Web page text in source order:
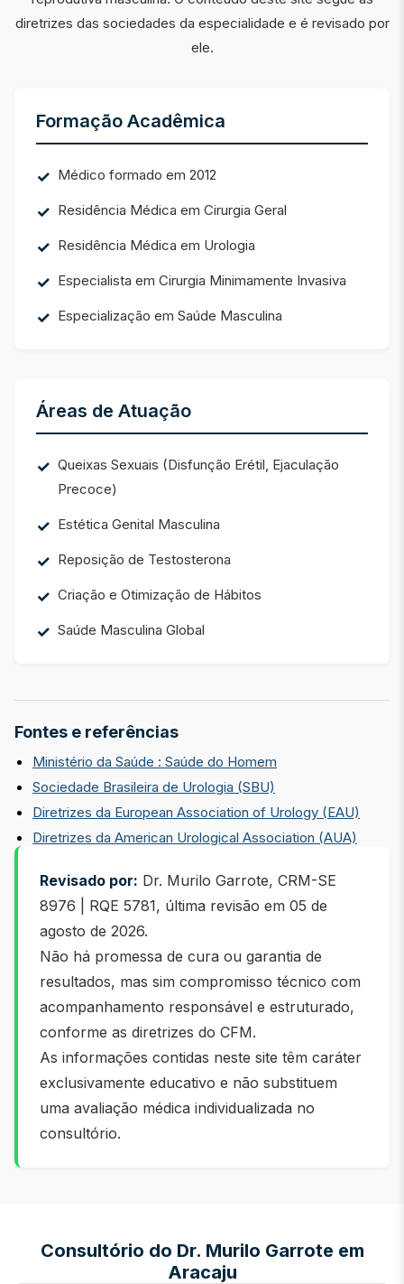
diretrizes das sociedades da especialidade e é revisado por
ele.
Formação Acadêmica
Médico formado em 2012
Residência Médica em Cirurgia Geral
Residência Médica em Urologia
Especialista em Cirurgia Minimamente Invasiva
Especialização em Saúde Masculina
Áreas de Atuação
Queixas Sexuais (Disfunção Erétil, Ejaculação
Precoce)
Estética Genital Masculina
Reposição de Testosterona
Criação e Otimização de Hábitos
Saúde Masculina Global
Fontes e referências
Ministério da Saúde : Saúde do Homem
Sociedade Brasileira de Urologia (SBU)
Diretrizes da European Association of Urology (EAU)
Diretrizes da American Urological Association (AUA)
Revisado por: Dr. Murilo Garrote, CRM-SE
8976 | RQE 5781, última revisão em 05 de
agosto de 2026.
Não há promessa de cura ou garantia de
resultados, mas sim compromisso técnico com
acompanhamento responsável e estruturado,
conforme as diretrizes do CFM.
As informações contidas neste site têm caráter
exclusivamente educativo e não substituem
uma avaliação médica individualizada no
consultório.
Consultório do Dr. Murilo Garrote em
Aracaju